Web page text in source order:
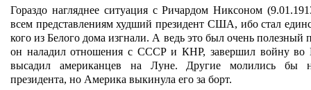
Гораздо нагляднее ситуация с Ричардом Никсоном
всем представлениям худший президент США, ибо стал
кого из Белого дома изгнали. А ведь это был очень полезный
он наладил отношения с СССР и КНР, завершил войну во
высадил американцев на Луне. Другие молились бы
президента, но Америка выкинула его за борт.